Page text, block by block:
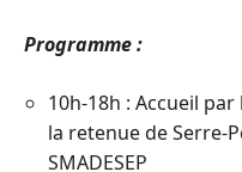
Programme :
10h-18h : Accueil
la retenue de Serre-
SMADESEP